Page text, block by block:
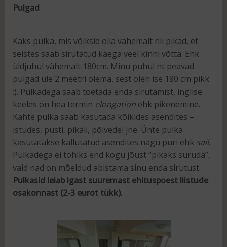
Pulgad
Kaks pulka, mis võiksid olla vähemalt nii pikad, et
seistes saab sirutatud käega veel kinni võtta. Ehk
üldjuhul vähemalt 180cm. Minu puhul nt peavad
pulgad üle 2 meetri olema, sest olen ise 180 cm pikk
:). Pulkadega saab toetada enda sirutamist, inglise
keeles on hea termin elongationehk pikenemine.
Kahte pulka saab kasutada kõikides asendites –
istudes, püsti, pikali, põlvedel jne. Ühte pulka
kasutatakse kallutatud asendites nagu puri ehk sail.
Pulkadega ei tohiks end kogu jõust “pikaks suruda”,
vaid nad on mõeldud abistama sinu enda sirutust.
Pulkasid leiab igast suuremast ehituspoest liistude
osakonnast (2-3 eurot tükk).